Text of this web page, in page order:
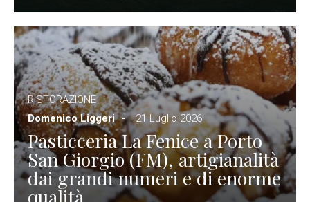
RISTORAZIONE
Domenico Liggeri
21 Luglio 2026
Pasticceria La Fenice a Porto
San Giorgio (FM), artigianalità
dai grandi numeri e di enorme
qualità